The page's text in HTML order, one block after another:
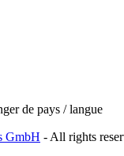
de pays / langue
GmbH - All rights